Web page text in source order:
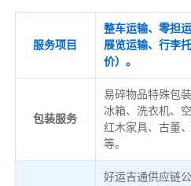
服务项目
整车运输、零担
展览运输、行李
价）。
包装服务
易碎物品特殊包
冰箱、洗衣机、
红木家具、古董
等。
好运吉通供应链